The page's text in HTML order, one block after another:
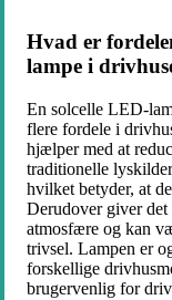
Hvad er
lampe i
En solcelle LED-
flere fordele i
hjælper med at
traditionelle
hvilket betyder, at
Derudover giver
atmosfære og kan
trivsel. Lampen er
forskellige
brugervenlig for